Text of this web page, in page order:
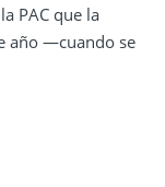
PAC que la
año —cuando se